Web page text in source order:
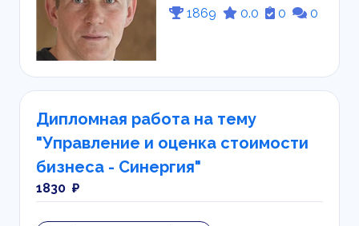
1869
0.0 0 0
Дипломная работа на тему
"Управление и оценка стоимости
бизнеса - Синергия"
1830 ₽